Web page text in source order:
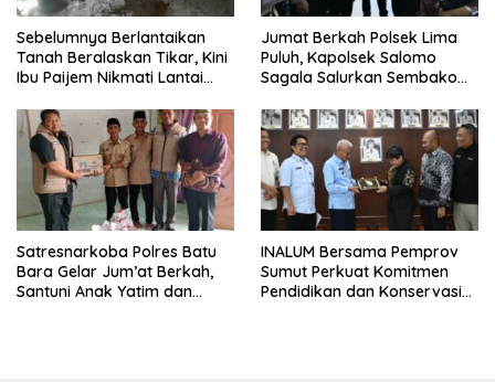
Sebelumnya Berlantaikan
Tanah Beralaskan Tikar, Kini
Ibu Paijem Nikmati Lantai
Satgas TMMD Ke-129 Kodim
0208/Asahan
Jumat Berkah Polsek Lima
Puluh, Kapolsek Salomo
Sagala Salurkan Sembako
Gambus
Satresnarkoba Polres Batu
Bara Gelar Jum’at Berkah,
Santuni Anak Yatim dan
INALUM Bersama Pemprov
Sumut Perkuat Komitmen
Pendidikan dan Konservasi